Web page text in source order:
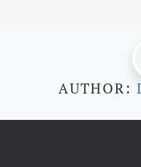
AUTHOR: